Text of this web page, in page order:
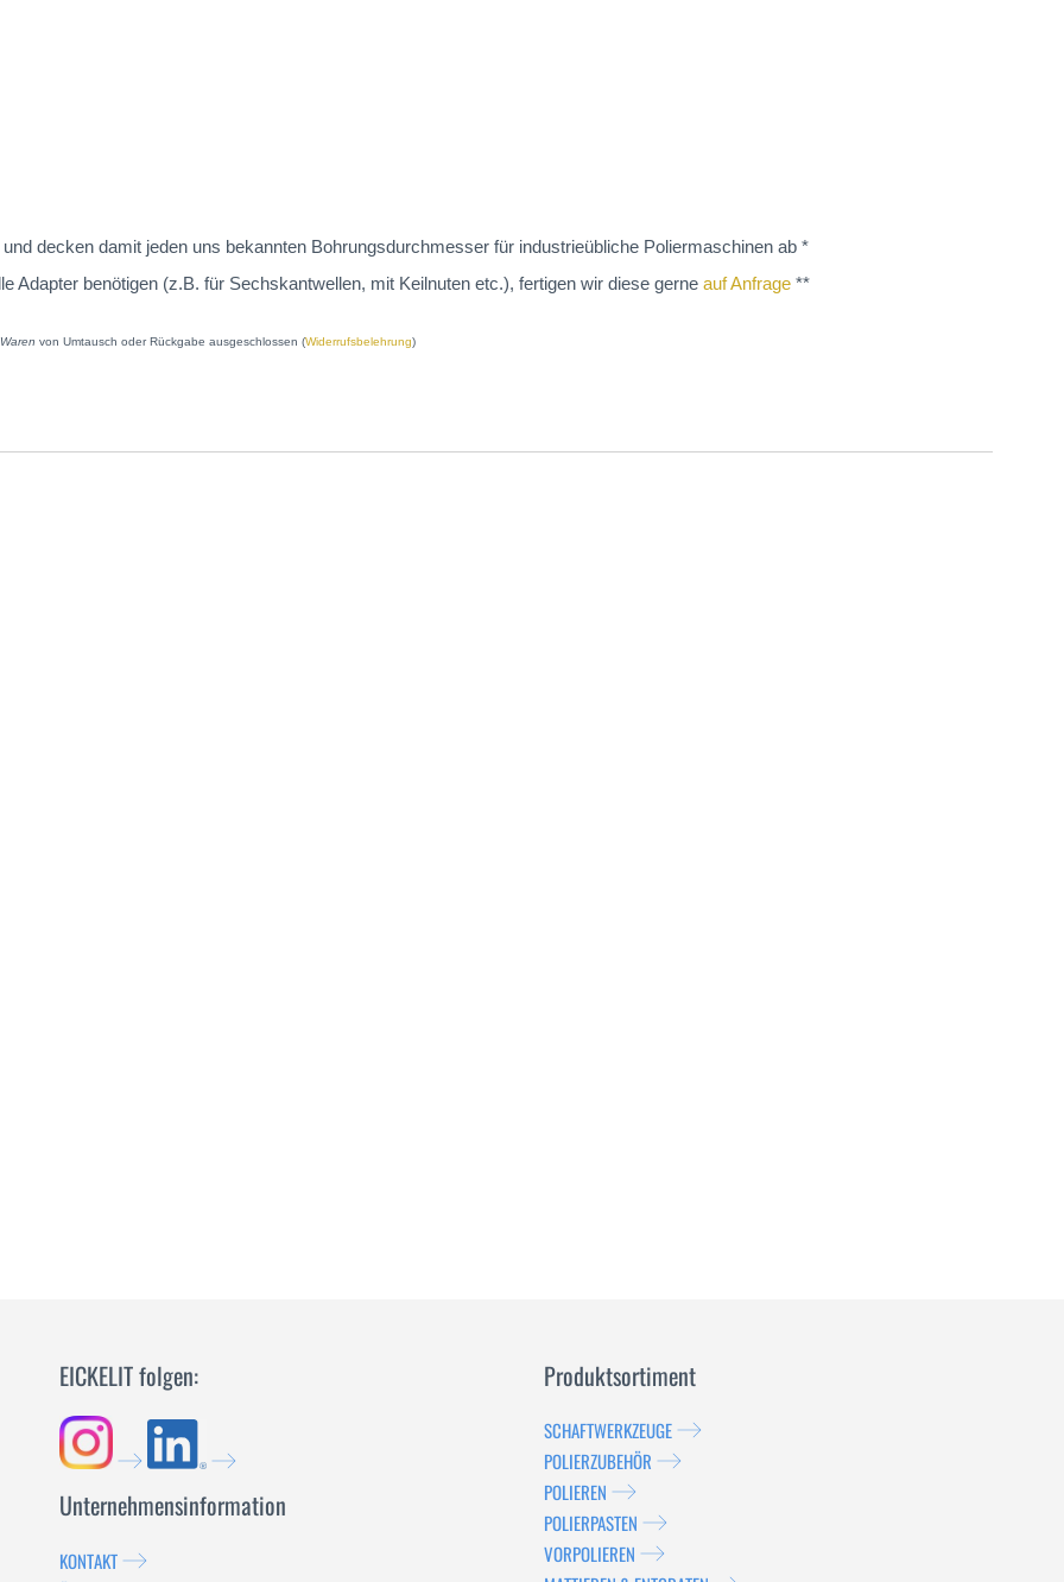
decken damit jeden uns bekannten Bohrungsdurchmesser für industrieübliche Poliermaschinen ab *
Adapter benötigen (z.B. für Sechskantwellen, mit Keilnuten etc.), fertigen wir diese gerne auf Anfrage **
von Umtausch oder Rückgabe ausgeschlossen (Widerrufsbelehrung)
EICKELIT folgen:
Unternehmensinformation
KONTAKT
Produktsortiment
SCHAFTWERKZEUGE
POLIERZUBEHÖR
POLIEREN
POLIERPASTEN
VORPOLIEREN